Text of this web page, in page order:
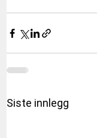
Siste innlegg